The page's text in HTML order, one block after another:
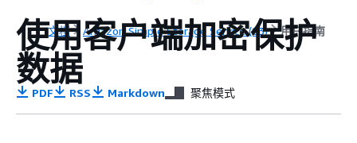
文档 Amazon Simple Storage Service (S3) 用户指南
使用客户端加密保护
数据
PDF RSS Markdown 聚焦模式